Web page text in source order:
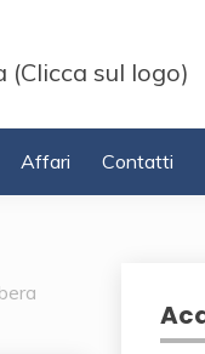
sul logo)
Affari Contatti